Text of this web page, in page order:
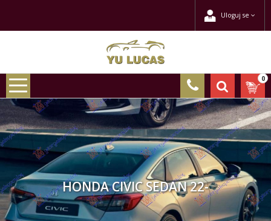
Uloguj se
0
HONDA CIVIC SEDAN 22-